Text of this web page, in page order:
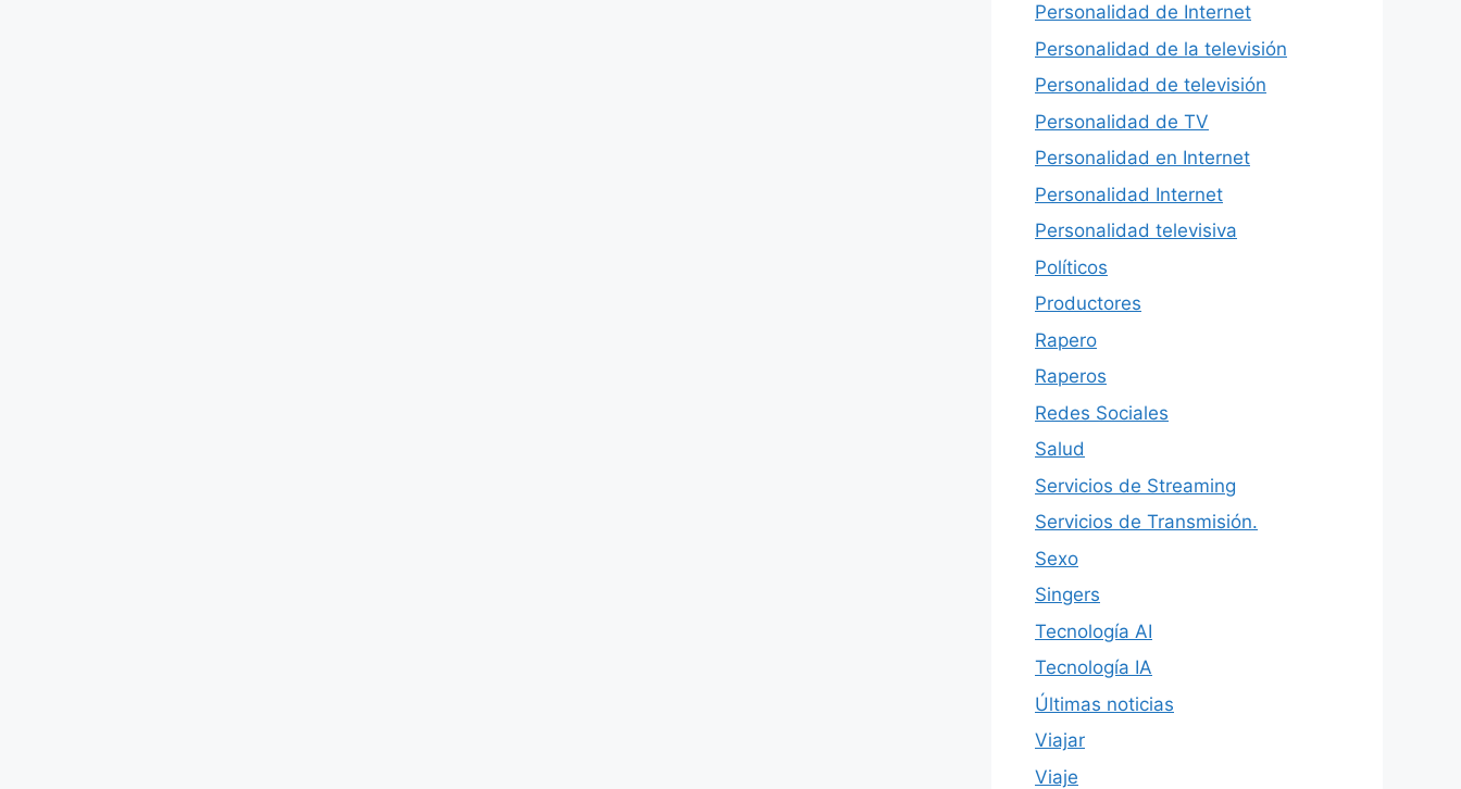
Personalidad de Internet
Personalidad de la televisión
Personalidad de televisión
Personalidad de TV
Personalidad en Internet
Personalidad Internet
Personalidad televisiva
Políticos
Productores
Rapero
Raperos
Redes Sociales
Salud
Servicios de Streaming
Servicios de Transmisión.
Sexo
Singers
Tecnología AI
Tecnología IA
Últimas noticias
Viajar
Viaje